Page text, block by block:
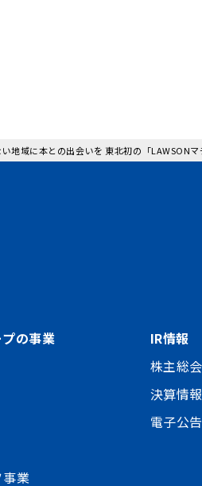
地域に本との出会いを 東北初の「LAWSON
の事業
業
IR情報
株主総会
決算情
電子公告